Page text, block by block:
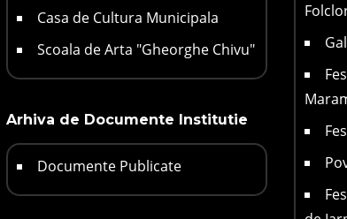
Casa de Cultura Municipala
Scoala de Arta "Gheorghe Chivu"
Arhiva de Documente Institutie
Documente Publicate